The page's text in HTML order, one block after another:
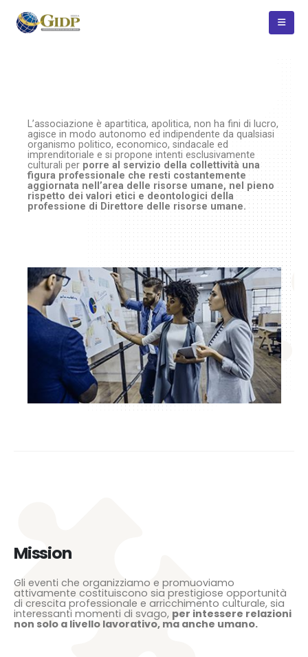
L’associazione è apartitica, apolitica, non ha fini di lucro,
agisce in modo autonomo ed indipendente da qualsiasi
organismo politico, economico, sindacale ed
imprenditoriale e si propone intenti esclusivamente
culturali per porre al servizio della collettività una
figura professionale che resti costantemente
aggiornata nell’area delle risorse umane, nel pieno
rispetto dei valori etici e deontologici della
professione di Direttore delle risorse umane.
Mission
Gli eventi che organizziamo e promuoviamo
attivamente costituiscono sia prestigiose opportunità
di crescita professionale e arricchimento culturale, sia
interessanti momenti di svago, per intessere relazioni
non solo a livello lavorativo, ma anche umano.